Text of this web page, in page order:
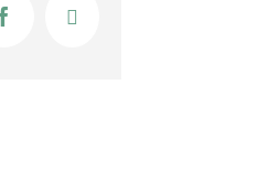
Facebook
X